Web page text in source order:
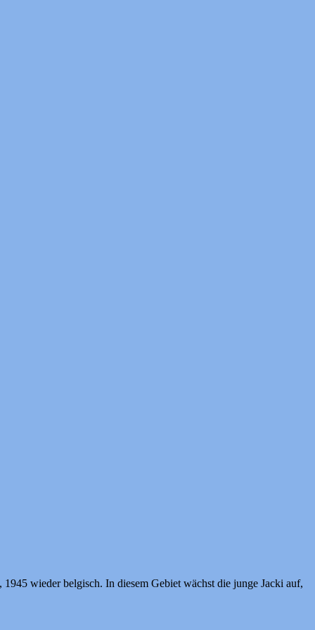
wieder belgisch. In diesem Gebiet wächst die junge Jacki auf,